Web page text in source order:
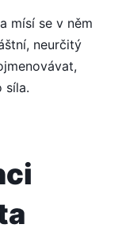
mísí se v něm
neurčitý
síla.